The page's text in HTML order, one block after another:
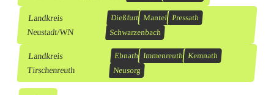
Landkreis
Neustadt/WN
Dießfurt Mantel Pressath
Schwarzenbach
Landkreis
Tirschenreuth
Ebnath Immenreuth Kemnath
Neusorg